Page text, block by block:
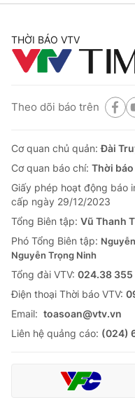
THỜI BÁO VTV
Theo dõi báo trên
Cơ quan chủ quản:Đài
Cơ quan báo chí: Thời báo
Giấy phép hoạt động báo
cấp ngày 29/12/2023
Tổng Biên tập: Vũ Thanh
Phó Tổng Biên tập:
Nguyễn Trọng Ninh
Tổng đài VTV: 024.38 355
Ðiện thoại Thời báo VTV:
Email: toasoan@vtv.vn
Liên hệ quảng cáo: (024)